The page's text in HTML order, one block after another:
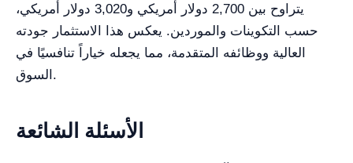
يتراوح بين 2,700 دولار أمريكي و3,020 دولار أمريكي،
حسب التكوينات والموردين. يعكس هذا الاستثمار جودته
العالية ووظائفه المتقدمة، مما يجعله خياراً تنافسيًا في
السوق.
الأسئلة الشائعة